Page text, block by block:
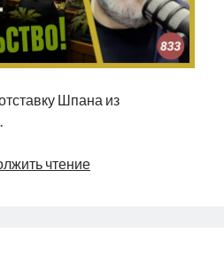
Шпана из
чтениеБорщевик